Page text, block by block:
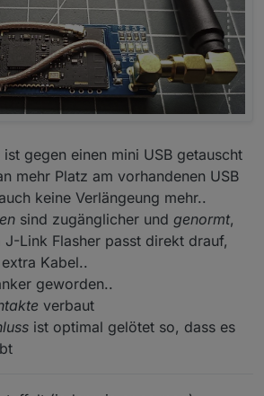
ist gegen einen mini USB getauscht
mehr Platz am vorhandenen USB
keine Verlängeung mehr..
sind zugänglicher und genormt,
Link Flasher passt direkt drauf,
Kabel..
geworden..
verbaut
ist optimal gelötet so, dass es